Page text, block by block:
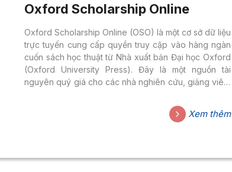
Oxford Scholarship Online
Oxford Scholarship Online (OSO) là một cơ sở dữ liệu
trực tuyến cung cấp quyền truy cập vào hàng ngàn
cuốn sách học thuật từ Nhà xuất bản Đại học Oxford
(Oxford University Press). Đây là một nguồn tài
nguyên quý giá cho các nhà nghiên cứu, giảng viên,
Xem thêm